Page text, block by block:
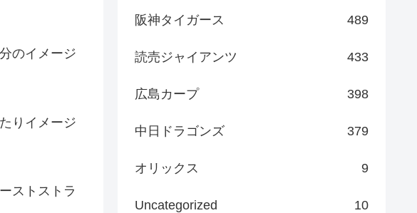
のイメージ
りイメージ
ストストラ
阪神タイガース 489
読売ジャイアンツ 433
広島カープ 398
中日ドラゴンズ 379
オリックス 9
Uncategorized 10